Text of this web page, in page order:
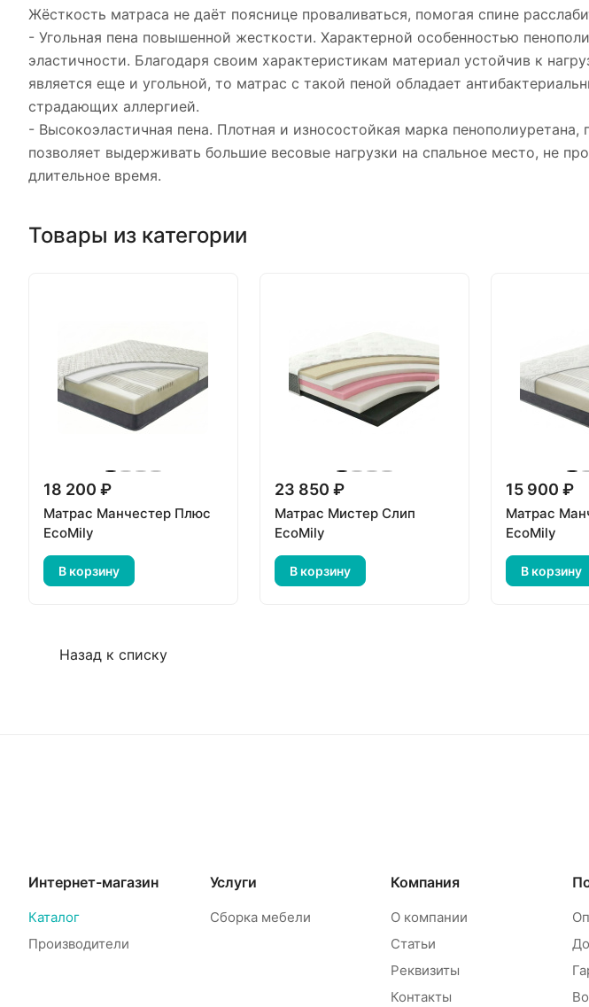
Жёсткость матраса не даёт пояснице проваливаться, помогая спине
- Угольная пена повышенной жесткости. Характерной особенностью
эластичности. Благодаря своим характеристикам материал устойчив к
является еще и угольной, то матрас с такой пеной обладает
страдающих аллергией.
- Высокоэластичная пена. Плотная и износостойкая марка
позволяет выдерживать большие весовые нагрузки на спальное место, не
длительное время.
Товары из категории
18 200 ₽
Матрас Манчестер Плюс
EcoMily
В корзину
23 850 ₽
Матрас Мистер Слип
EcoMily
В корзину
15 900 ₽
Матрас
EcoMily
В корзину
Назад к списку
Интернет-магазин
Каталог
Производители
Услуги
Сборка мебели
Компания
О компании
Статьи
Реквизиты
Контакты